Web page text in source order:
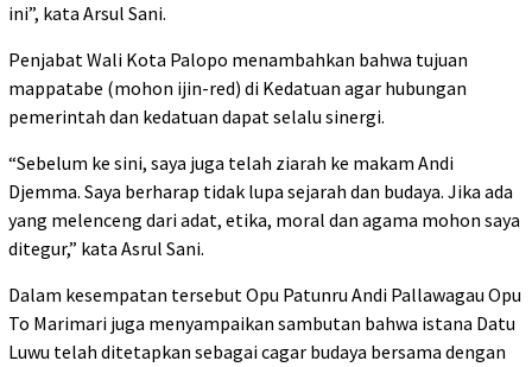
ini”, kata Arsul Sani.
Penjabat Wali Kota Palopo menambahkan bahwa tujuan
mappatabe (mohon ijin-red) di Kedatuan agar hubungan
pemerintah dan kedatuan dapat selalu sinergi.
“Sebelum ke sini, saya juga telah ziarah ke makam Andi
Djemma. Saya berharap tidak lupa sejarah dan budaya. Jika ada
yang melenceng dari adat, etika, moral dan agama mohon saya
ditegur,” kata Asrul Sani.
Dalam kesempatan tersebut Opu Patunru Andi Pallawagau Opu
To Marimari juga menyampaikan sambutan bahwa istana Datu
Luwu telah ditetapkan sebagai cagar budaya bersama dengan